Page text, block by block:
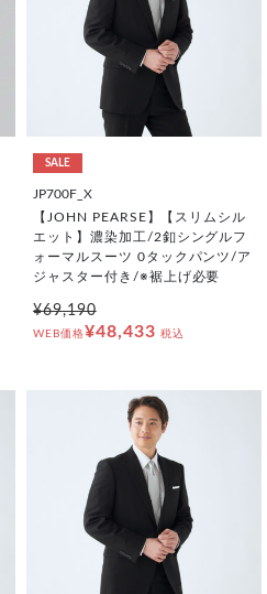
SALE
JP700F_X
【JOHN PEARSE】【スリムシル
エット】濃染加工/2釦シングルフ
ォーマルスーツ 0タックパンツ/ア
ジャスター付き/※裾上げ必要
¥69,190
WEB価格¥48,433 税込